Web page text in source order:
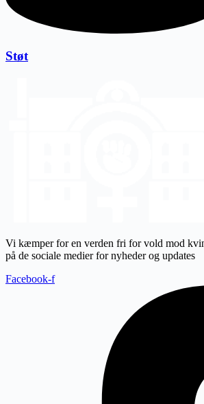
Støt
Vi kæmper for en verden fri for vold mod
på de sociale medier for nyheder og updates
Facebook-f